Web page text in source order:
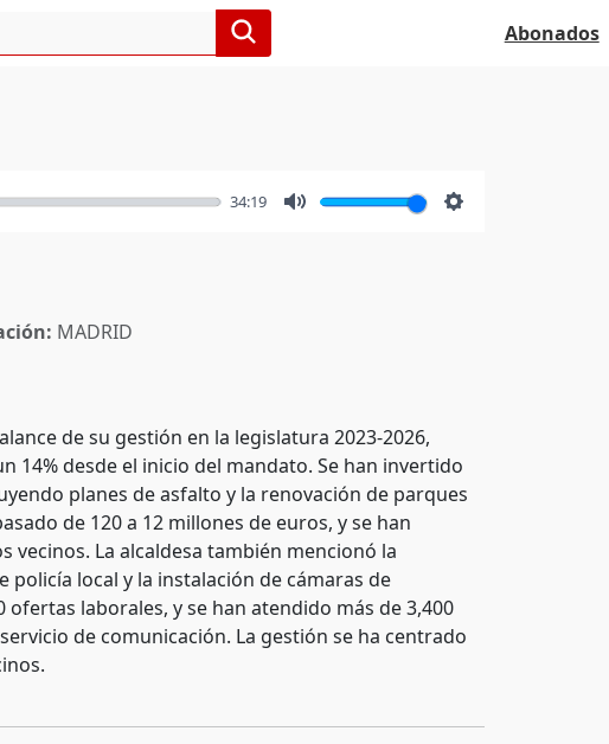
Abonados
34:19
MADRID
de su gestión en la legislatura 2023-2026,
14% desde el inicio del mandato. Se han invertido
planes de asfalto y la renovación de parques
de 120 a 12 millones de euros, y se han
vecinos. La alcaldesa también mencionó la
local y la instalación de cámaras de
ofertas laborales, y se han atendido más de 3,400
de comunicación. La gestión se ha centrado